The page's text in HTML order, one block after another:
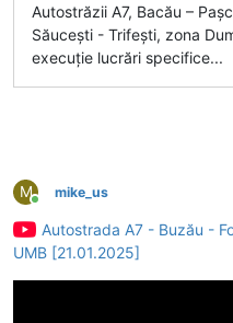
Autostrăzii A7, Bacău –
Săucești - Trifești, zona
execuție lucrări specifice...
M
Conectat
mike_us
Autostrada A7 - Buzău -
UMB [21.01.2025]